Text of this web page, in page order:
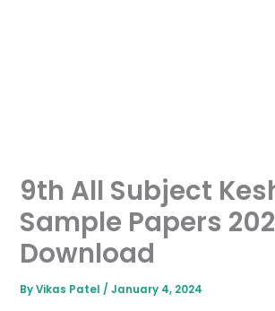
9th All Subject
Sample Papers
Download
ByVikas Patel/January 4, 2024